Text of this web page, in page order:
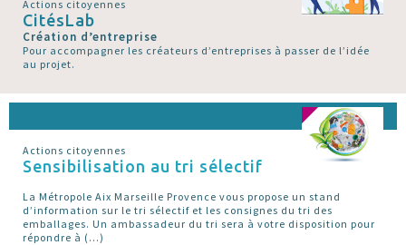
Actions citoyennes
CitésLab
Création d’entreprise
Pour accompagner les créateurs d’entreprises à passer de l’idée
au projet.
Actions citoyennes
Sensibilisation au tri sélectif
La Métropole Aix Marseille Provence vous propose un stand
d’information sur le tri sélectif et les consignes du tri des
emballages. Un ambassadeur du tri sera à votre disposition pour
répondre à (…)